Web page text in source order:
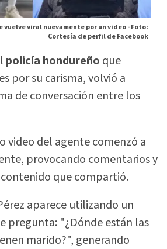
vuelve viral nuevamente por un video -Foto:
Cortesía de perfil de Facebook
policía hondureño que
por su carisma, volvió a
de conversación entre los
video del agente comenzó a
provocando comentarios y
que compartió.
aparece utilizando un
pregunta: "¿Dónde están las
marido?", generando